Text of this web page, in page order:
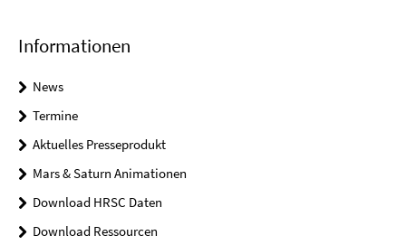
Informationen
News
Termine
Aktuelles Presseprodukt
Mars & Saturn Animationen
Download HRSC Daten
Download Ressourcen